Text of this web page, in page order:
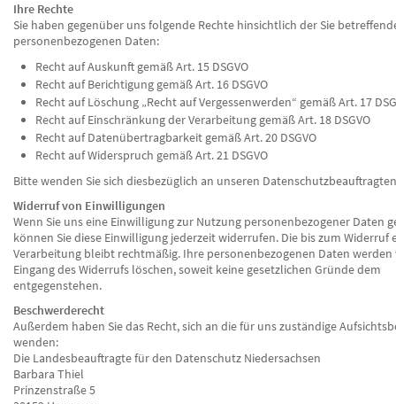
Ihre Rechte
Sie haben gegenüber uns folgende Rechte hinsichtlich der Sie
personenbezogenen Daten:
Recht auf Auskunft gemäß Art. 15 DSGVO
Recht auf Berichtigung gemäß Art. 16 DSGVO
Recht auf Löschung „Recht auf Vergessenwerden“ gemäß Art. 17
Recht auf Einschränkung der Verarbeitung gemäß Art. 18 DSGVO
Recht auf Datenübertragbarkeit gemäß Art. 20 DSGVO
Recht auf Widerspruch gemäß Art. 21 DSGVO
Bitte wenden Sie sich diesbezüglich an unseren
Widerruf von Einwilligungen
Wenn Sie uns eine Einwilligung zur Nutzung personenbezogener Daten
können Sie diese Einwilligung jederzeit widerrufen. Die bis zum Widerruf
Verarbeitung bleibt rechtmäßig. Ihre personenbezogenen Daten werden
Eingang des Widerrufs löschen, soweit keine gesetzlichen Gründe dem
entgegenstehen.
Beschwerderecht
Außerdem haben Sie das Recht, sich an die für uns zuständige
wenden:
Die Landesbeauftragte für den Datenschutz Niedersachsen
Barbara Thiel
Prinzenstraße 5